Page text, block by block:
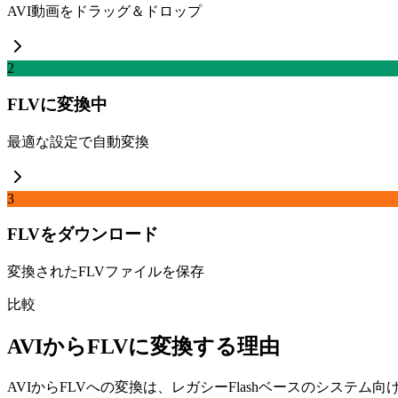
AVI動画をドラッグ＆ドロップ
2
FLVに変換中
最適な設定で自動変換
3
FLVをダウンロード
変換されたFLVファイルを保存
比較
AVIからFLVに変換する理由
AVIからFLVへの変換は、レガシーFlashベースのシステム向